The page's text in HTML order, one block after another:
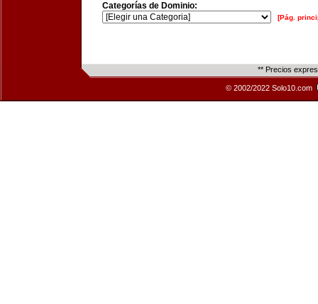
Categorías de Dominio:
[Pág.
** Precios
© 2002/2022 Solo10.com